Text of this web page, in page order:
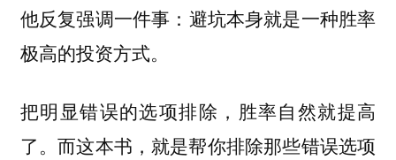
他反复强调一件事： 避坑本身就是一种胜率
极高的投资方式。
把明显错误的选项排除，胜率自然就提高
了。而这本书，就是帮你排除那些错误选项